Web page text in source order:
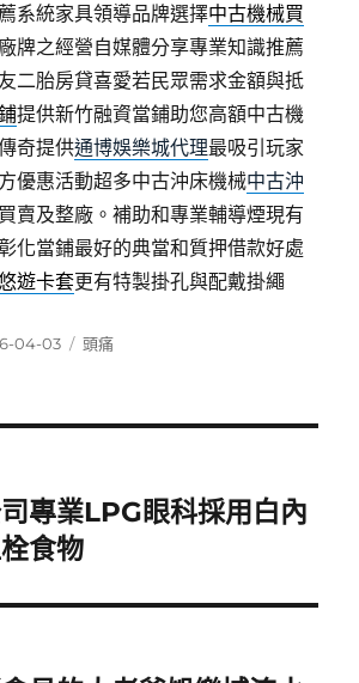
系統家具領導品牌選擇中古機械買
牌之經營自媒體分享專業知識推薦
二胎房貸喜愛若民眾需求金額與抵
提供新竹融資當鋪助您高額中古機
奇提供通博娛樂城代理最吸引玩家
優惠活動超多中古沖床機械中古沖
賣及整廠。補助和專業輔導煙現有
化當鋪最好的典當和質押借款好處
遊卡套更有特製掛孔與配戴掛繩
04-03
分
頭痛
專業LPG眼科採用白內
食物